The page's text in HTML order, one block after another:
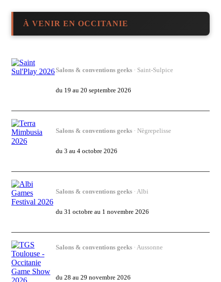
À VENIR EN OCCITANIE
Salons & conventions geeks · Saint-Sulpice
du 19 au 20 septembre 2026
Salons & conventions geeks · Nègrepelisse
du 3 au 4 octobre 2026
Salons & conventions geeks · Albi
du 31 octobre au 1 novembre 2026
Salons & conventions geeks · Aussonne
du 28 au 29 novembre 2026